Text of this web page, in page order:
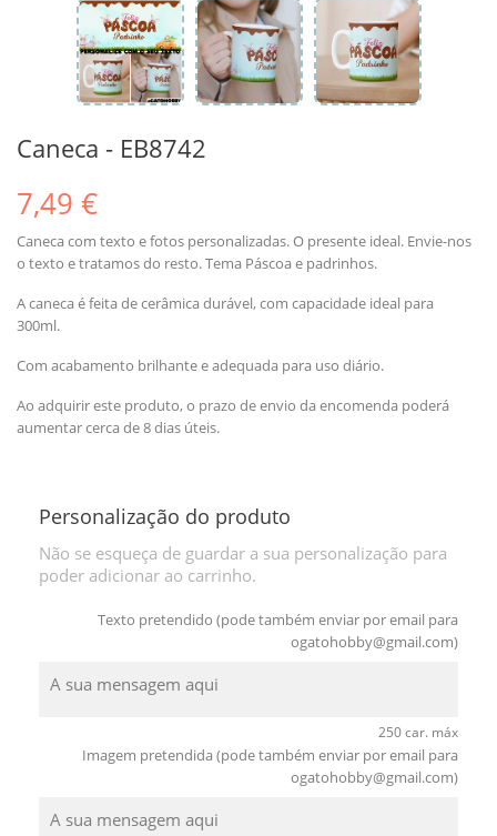
Caneca - EB8742
7,49 €
Caneca com texto e fotos personalizadas. O presente ideal. Envie-nos
o texto e tratamos do resto. Tema Páscoa e padrinhos.
A caneca é feita de cerâmica durável, com capacidade ideal para
300ml.
Com acabamento brilhante e adequada para uso diário.
Ao adquirir este produto, o prazo de envio da encomenda poderá
aumentar cerca de 8 dias úteis.
Personalização do produto
Não se esqueça de guardar a sua personalização para
poder adicionar ao carrinho.
Texto pretendido (pode também enviar por email para
ogatohobby@gmail.com)
250 car. máx
Imagem pretendida (pode também enviar por email para
ogatohobby@gmail.com)